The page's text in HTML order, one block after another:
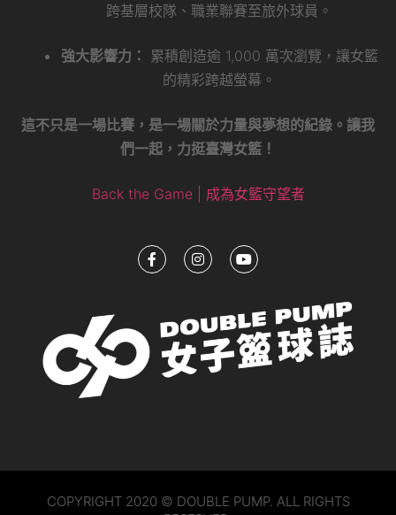
跨基層校隊、職業聯賽至旅外球員。
強大影響力：
累積創造逾 1,000 萬次瀏覽，讓女籃
的精彩跨越螢幕。
這不只是一場比賽，是一場關於力量與夢想的紀錄。讓我
們一起，力挺臺灣女籃！
Back the Game | 成為女籃守望者
COPYRIGHT 2020 © DOUBLE PUMP. ALL RIGHTS